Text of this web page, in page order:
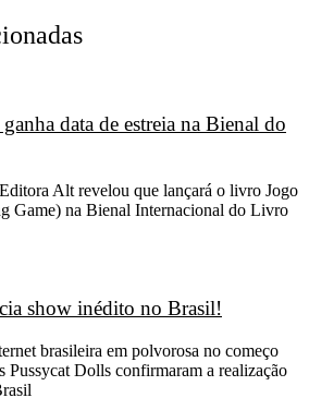
data de estreia na Bienal do
Alt revelou que lançará o livro Jogo
Game) na Bienal Internacional do Livro
show inédito no Brasil!
brasileira em polvorosa no começo
Pussycat Dolls confirmaram a realização